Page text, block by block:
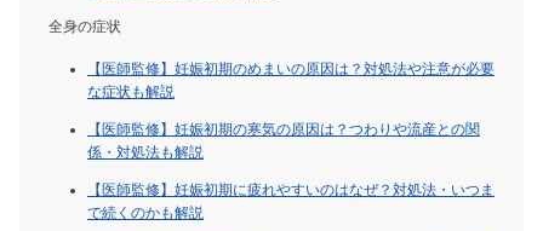
全身の症状
【医師監修】妊娠初期のめまいの原因は？対処法や注意が必要
な症状も解説
【医師監修】妊娠初期の寒気の原因は？つわりや流産との関
係・対処法も解説
【医師監修】妊娠初期に疲れやすいのはなぜ？対処法・いつま
で続くのかも解説